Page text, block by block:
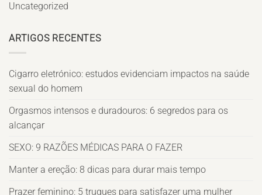
Uncategorized
ARTIGOS RECENTES
Cigarro eletrónico: estudos evidenciam impactos na saúde
sexual do homem
Orgasmos intensos e duradouros: 6 segredos para os
alcançar
SEXO: 9 RAZÕES MÉDICAS PARA O FAZER
Manter a ereção: 8 dicas para durar mais tempo
Prazer feminino: 5 truques para satisfazer uma mulher